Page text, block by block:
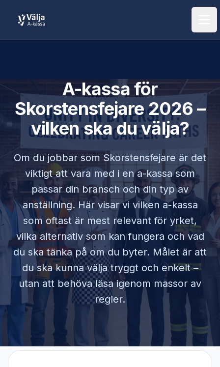
A-kassa för
Skorstensfejare2026 –
vilken ska du välja?
Om du jobbar som Skorstensfejare är det
viktigt att vara med i en a-kassa som
passar din bransch och din typ av
anställning. Här visar vi vilken a-kassa
som oftast är mest relevant för yrket,
vilka alternativ som kan fungera och vad
du ska tänka på om du byter. Målet är att
du ska kunna välja tryggt och enkelt –
utan att behöva läsa igenom massor av
regler.